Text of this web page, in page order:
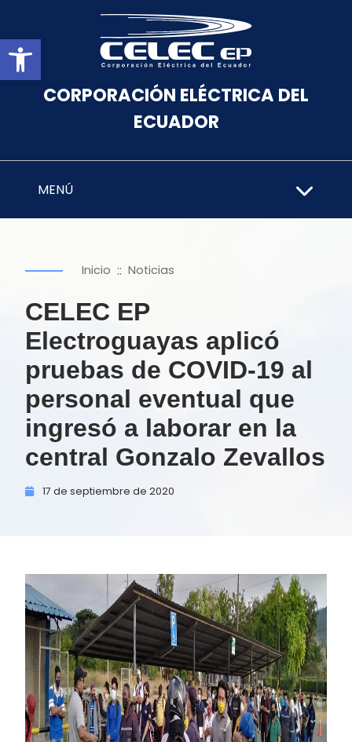
Abrir barra de herramientas
CORPORACIÓN ELÉCTRICA DEL
ECUADOR
MENÚ
Inicio :: Noticias
CELEC EP
Electroguayas aplicó
pruebas de COVID-19 al
personal eventual que
ingresó a laborar en la
central Gonzalo Zevallos
17 de septiembre de 2020